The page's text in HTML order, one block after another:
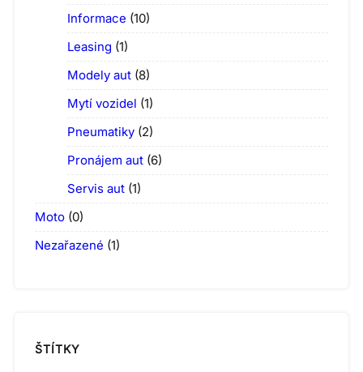
Informace (10)
Leasing (1)
Modely aut (8)
Mytí vozidel (1)
Pneumatiky (2)
Pronájem aut (6)
Servis aut (1)
Moto (0)
Nezařazené (1)
ŠTÍTKY